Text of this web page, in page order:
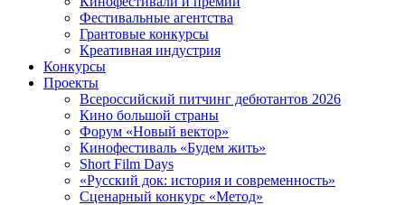
Фестивальные агентства
Грантовые конкурсы
Креативная индустрия
Конкурсы
Проекты
Всероссийский питчинг дебютантов 2026
Кино большой страны
Форум «Новый вектор»
Кинофестиваль «Будем жить»
Short Film Days
«Русский док: история и современность»
Сценарный конкурс «Метод»